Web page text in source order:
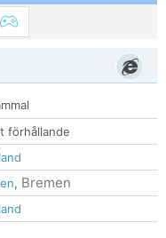
förhållande
, Bremen